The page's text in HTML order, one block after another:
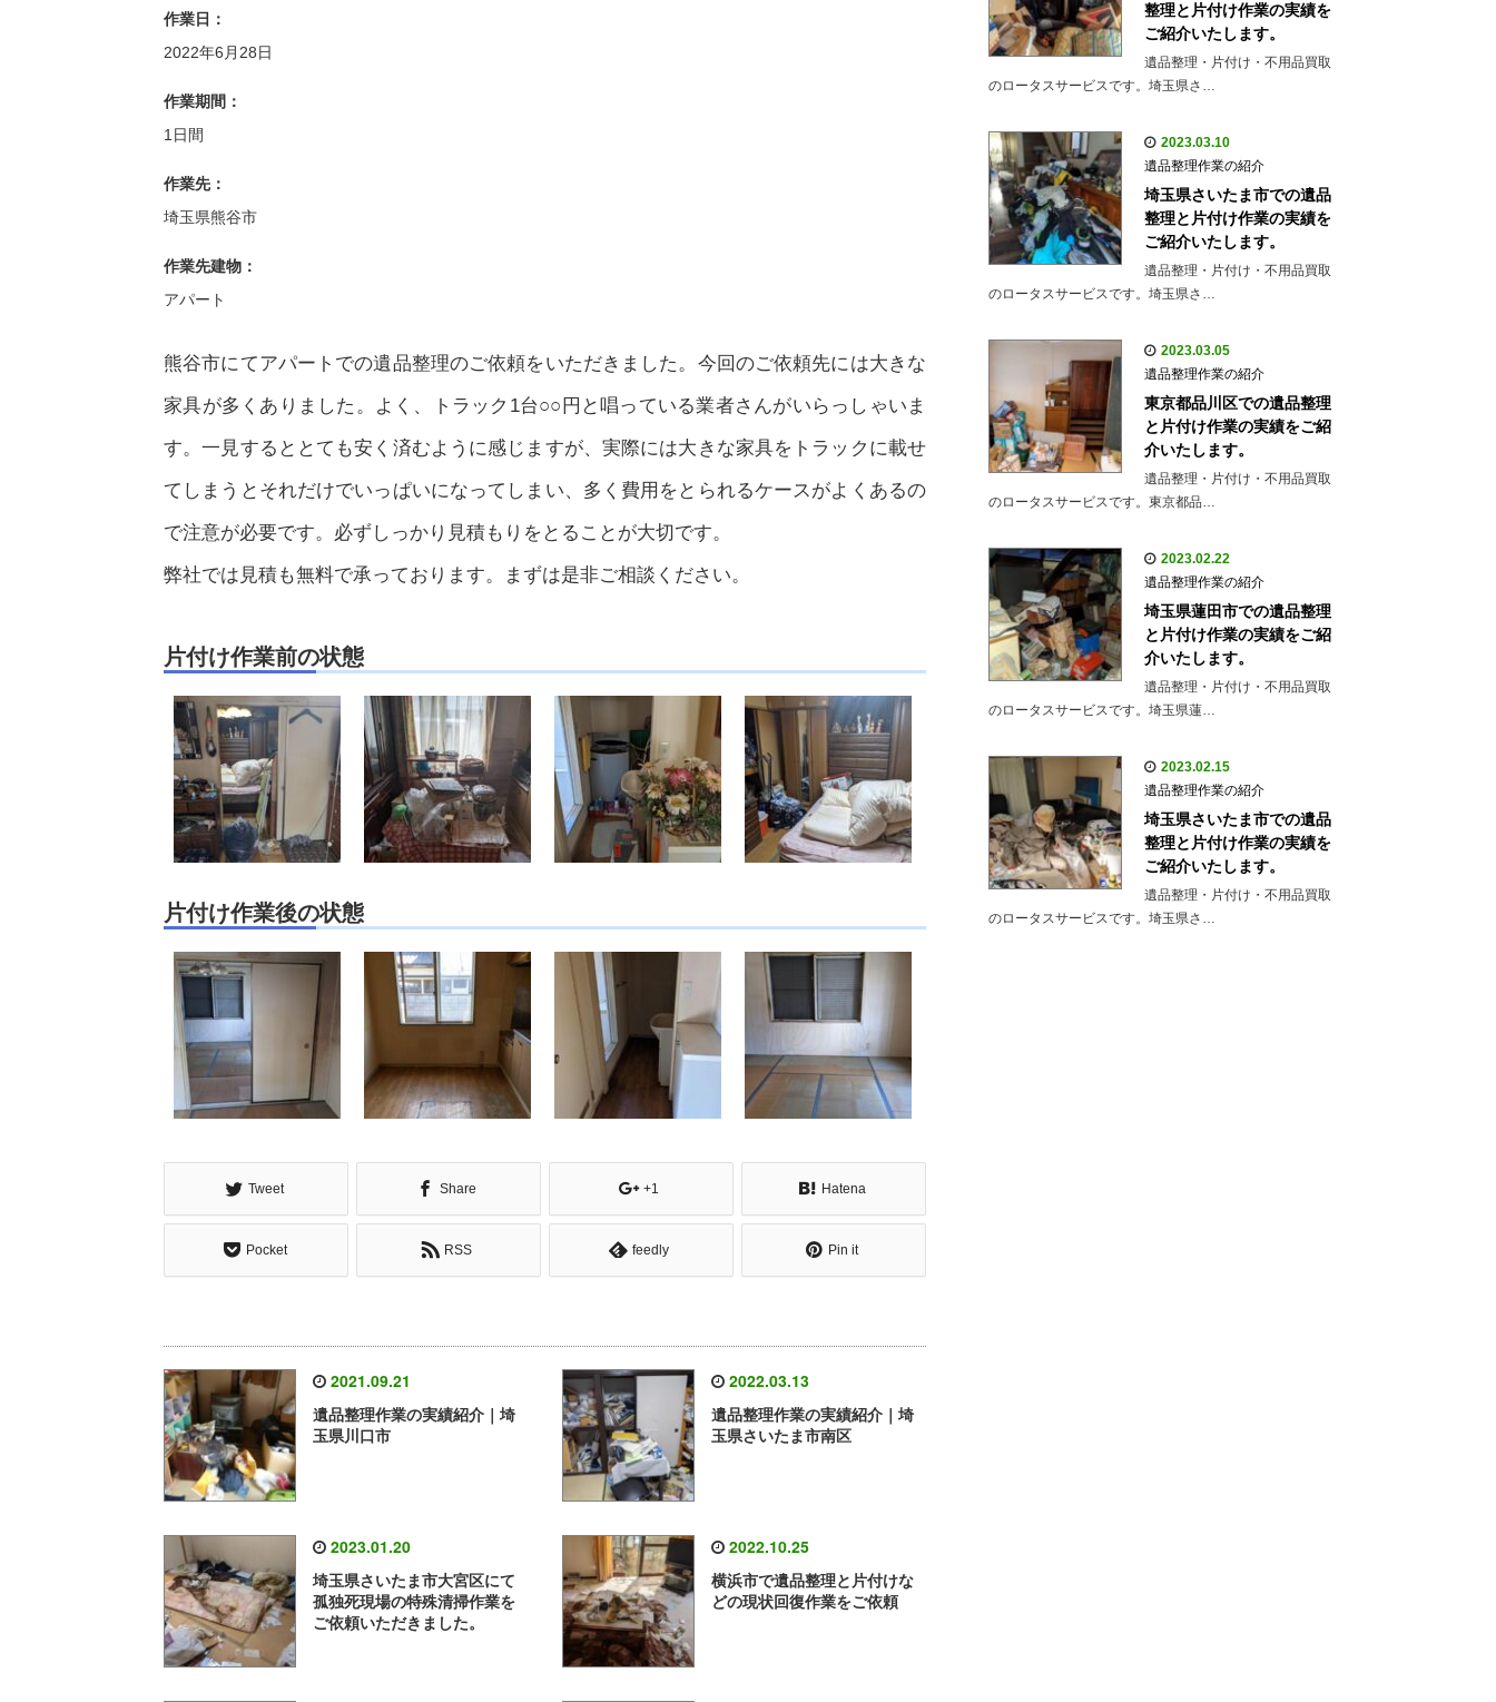
作業日：
2022年6月28日
作業期間：
1日間
作業先：
埼玉県熊谷市
作業先建物：
アパート
熊谷市にてアパートでの遺品整理のご依頼をいただきました。今回のご依頼先には大きな
家具が多くありました。よく、トラック1台○○円と唱っている業者さんがいらっしゃいま
す。一見するととても安く済むように感じますが、実際には大きな家具をトラックに載せ
てしまうとそれだけでいっぱいになってしまい、多く費用をとられるケースがよくあるの
で注意が必要です。必ずしっかり見積もりをとることが大切です。
弊社では見積も無料で承っております。まずは是非ご相談ください。
片付け作業前の状態
片付け作業後の状態
Tweet Share +1 Hatena
Pocket RSS feedly Pin it
2021.09.21
遺品整理作業の実績紹介｜埼
玉県川口市
2022.03.13
遺品整理作業の実績紹介｜埼
玉県さいたま市南区
2023.01.20
埼玉県さいたま市大宮区にて
孤独死現場の特殊清掃作業を
ご依頼いただきました。
2022.10.25
横浜市で遺品整理と片付けな
どの現状回復作業をご依頼
整理と片付け作業の実績を
ご紹介いたします。
遺品整理・片付け・不用品買取
のロータスサービスです。埼玉県さ…
2023.03.10
遺品整理作業の紹介
埼玉県さいたま市での遺品
整理と片付け作業の実績を
ご紹介いたします。
遺品整理・片付け・不用品買取
のロータスサービスです。埼玉県さ…
2023.03.05
遺品整理作業の紹介
東京都品川区での遺品整理
と片付け作業の実績をご紹
介いたします。
遺品整理・片付け・不用品買取
のロータスサービスです。東京都品…
2023.02.22
遺品整理作業の紹介
埼玉県蓮田市での遺品整理
と片付け作業の実績をご紹
介いたします。
遺品整理・片付け・不用品買取
のロータスサービスです。埼玉県蓮…
2023.02.15
遺品整理作業の紹介
埼玉県さいたま市での遺品
整理と片付け作業の実績を
ご紹介いたします。
遺品整理・片付け・不用品買取
のロータスサービスです。埼玉県さ…